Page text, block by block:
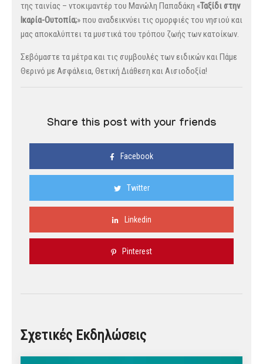
της ταινίας – ντοκιμαντέρ του Μανώλη Παπαδάκη «Ταξίδι στην
Ικαρία-Ουτοπία;» που αναδεικνύει τις ομορφιές του νησιού και
μας αποκαλύπτει τα μυστικά του τρόπου ζωής των κατοίκων.
Σεβόμαστε τα μέτρα και τις συμβουλές των ειδικών και Πάμε
Θερινό με Ασφάλεια, Θετική Διάθεση και Αισιοδοξία!
Share this post with your friends
Facebook
Twitter
Linkedin
Pinterest
Σχετικές Εκδηλώσεις